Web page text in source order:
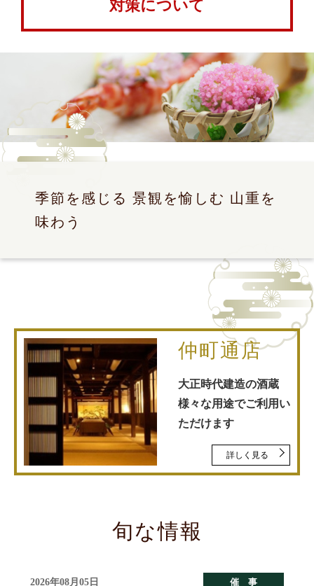
対策について
季節を感じる 景観を愉しむ 山重を
味わう
仲町通店
大正時代建造の酒蔵
様々な用途でご利用い
ただけます
詳しく見る
旬な情報
2026年08月05日 催 事